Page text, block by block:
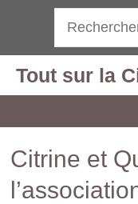
contenu
Tout sur la
Citrine et